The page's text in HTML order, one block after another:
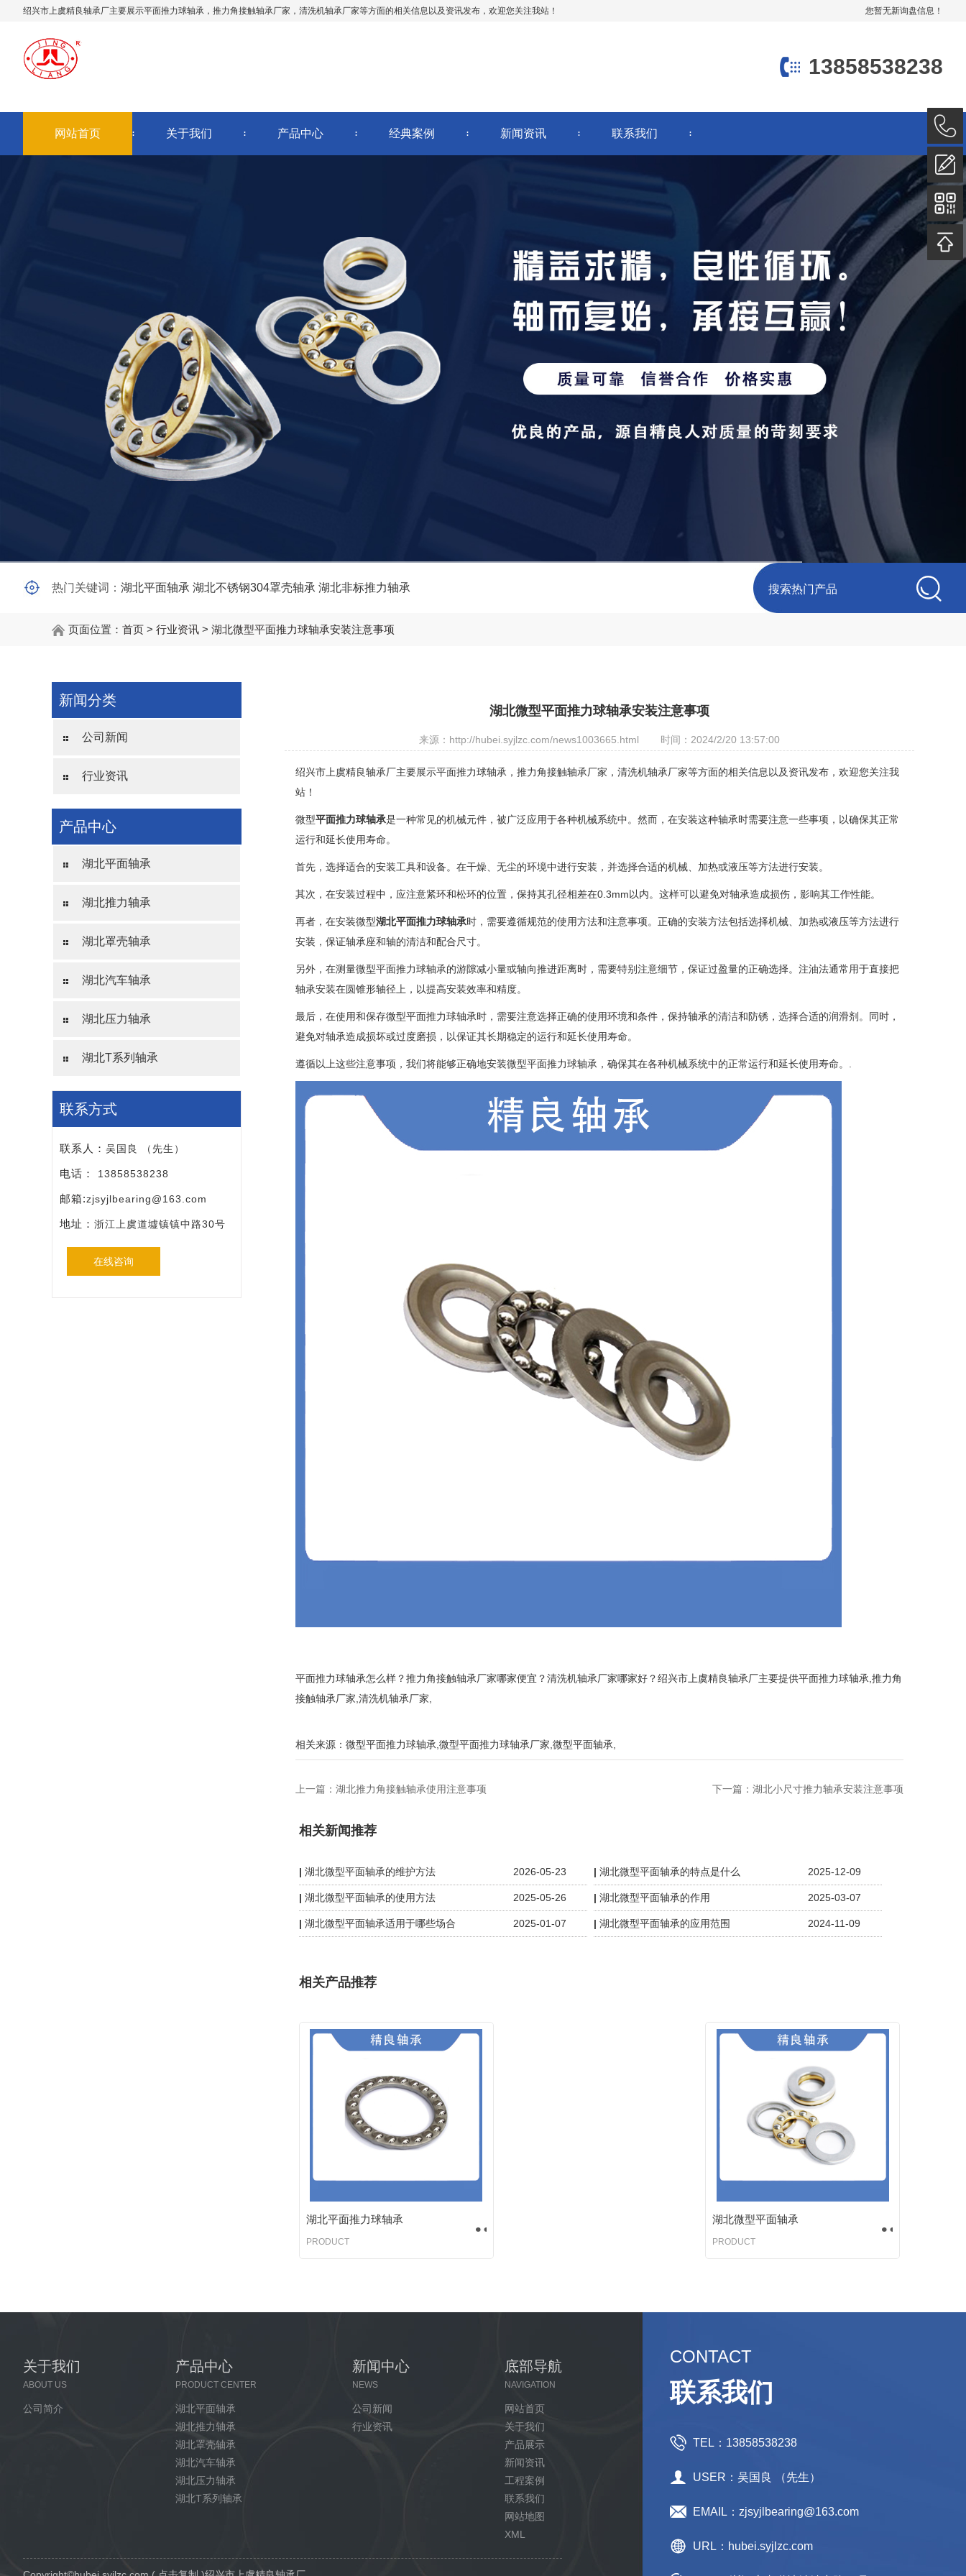
绍兴市上虞精良轴承厂主要展示平面推力球轴承 ，推力角接触轴承厂家，清洗机轴承厂家等方面的相关信息以及资讯发布，欢迎您关注我站！ 您暂无新询盘信息！
13858538238
网站首页 关于我们 产品中心 经典案例 新闻资讯 联系我们
热门关键词： 湖北平面轴承 湖北不锈钢304罩壳轴承 湖北非标推力轴承
页面位置： 首页 > 行业资讯 > 湖北微型平面推力球轴承安装注意事项
新闻分类
公司新闻
行业资讯
产品中心
湖北平面轴承
湖北推力轴承
湖北罩壳轴承
湖北汽车轴承
湖北压力轴承
湖北T系列轴承
联系方式
联系人： 吴国良 （先生）
电话： 13858538238
邮箱:zjsyjlbearing@163.com
地址： 浙江上虞道墟镇镇中路30号
在线咨询
湖北微型平面推力球轴承安装注意事项
来源：http://hubei.syjlzc.com/news1003665.html 时间：2024/2/20 13:57:00
绍兴市上虞精良轴承厂主要展示平面推力球轴承 ，推力角接触轴承厂家，清洗机轴承厂家等方面的相关信息以及资讯发布，欢迎您关注我
站！
微型平面推力球轴承是一种常见的机械元件，被广泛应用于各种机械系统中。然而，在安装这种轴承时需要注意一些事项，以确保其正常
运行和延长使用寿命。
首先，选择适合的安装工具和设备。在干燥、无尘的环境中进行安装，并选择合适的机械、加热或液压等方法进行安装。
其次，在安装过程中，应注意紧环和松环的位置，保持其孔径相差在0.3mm以内。这样可以避免对轴承造成损伤，影响其工作性能。
再者，在安装微型湖北平面推力球轴承时，需要遵循规范的使用方法和注意事项。正确的安装方法包括选择机械、加热或液压等方法进行
安装，保证轴承座和轴的清洁和配合尺寸。
另外，在测量微型平面推力球轴承的游隙减小量或轴向推进距离时，需要特别注意细节，保证过盈量的正确选择。注油法通常用于直接把
轴承安装在圆锥形轴径上，以提高安装效率和精度。
最后，在使用和保存微型平面推力球轴承时，需要注意选择正确的使用环境和条件，保持轴承的清洁和防锈，选择合适的润滑剂。同时，
避免对轴承造成损坏或过度磨损，以保证其长期稳定的运行和延长使用寿命。
遵循以上这些注意事项，我们将能够正确地安装微型平面推力球轴承，确保其在各种机械系统中的正常运行和延长使用寿命。.
平面推力球轴承怎么样？推力角接触轴承厂家哪家便宜？清洗机轴承厂家哪家好？绍兴市上虞精良轴承厂主要提供平面推力球轴承,推力角
接触轴承厂家,清洗机轴承厂家,
相关来源： 微型平面推力球轴承 微型平面推力球轴承厂家 微型平面轴承
上一篇： 湖北推力角接触轴承使用注意事项 下一篇： 湖北小尺寸推力轴承安装注意事项
相关新闻推荐
湖北微型平面轴承的维护方法 2026-05-23 湖北微型平面轴承的特点是什么 2025-12-09
湖北微型平面轴承的使用方法 2025-05-26 湖北微型平面轴承的作用 2025-03-07
湖北微型平面轴承适用于哪些场合 2025-01-07 湖北微型平面轴承的应用范围 2024-11-09
相关产品推荐
湖北平面推力球轴承
PRODUCT
湖北微型平面轴承
PRODUCT
关于我们
ABOUT US
公司简介
产品中心
PRODUCT CENTER
湖北平面轴承
湖北推力轴承
湖北罩壳轴承
湖北汽车轴承
湖北压力轴承
湖北T系列轴承
新闻中心
NEWS
公司新闻
行业资讯
底部导航
NAVIGATION
网站首页
关于我们
产品展示
新闻资讯
工程案例
联系我们
网站地图
XML
CONTACT
联系我们
TEL：13858538238
USER：吴国良 （先生）
EMAIL：zjsyjlbearing@163.com
URL：hubei.syjlzc.com